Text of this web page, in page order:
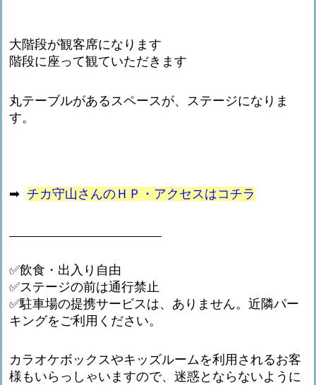
大階段が観客席になります
階段に座って観ていただきます
丸テーブルがあるスペースが、ステージになりま
す。
➡ チカ守山さんのＨＰ・アクセスはコチラ
✅飲食・出入り自由
✅ステージの前は通行禁止
✅駐車場の提携サービスは、ありません。近隣パー
キングをご利用ください。
カラオケボックスやキッズルームを利用されるお客
様もいらっしゃいますので、迷惑とならないように